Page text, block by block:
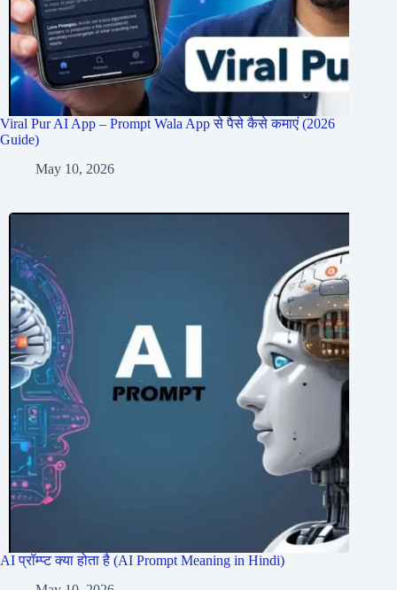
Viral Pur AI App – Prompt Wala App से पैसे कैसे कमाएं (2026
Guide)
May 10, 2026
AI प्रॉम्प्ट क्या होता है (AI Prompt Meaning in Hindi)